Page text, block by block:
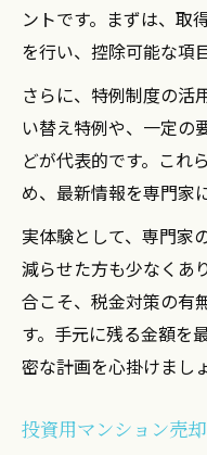
ントです。まずは、取
を行い、控除可能な項
さらに、特例制度の活
い替え特例や、一定の
どが代表的です。これ
め、最新情報を専門家
実体験として、専門家
減らせた方も少なくあ
合こそ、税金対策の有
す。手元に残る金額を
密な計画を心掛けまし
投資用マンション売